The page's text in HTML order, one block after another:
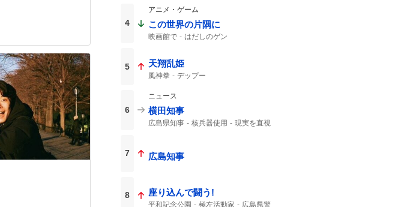
4
アニメ・ゲーム
この世界の片隅に
映画館で はだしのゲン
5 天翔乱姫
風神拳 デップー
6
ニュース
横田知事
広島県知事 核兵器使用 現実を直視
7 広島知事
8 座り込んで闘う!
平和記念公園 極左活動家
広島県警